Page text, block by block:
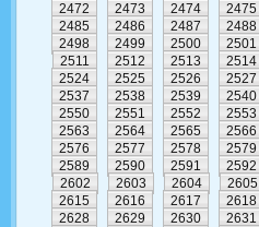
2472
2473 2474 2475
2485
2486 2487 2488
2498
2499 2500 2501
2511
2512 2513 2514
2524
2525 2526 2527
2537
2538 2539 2540
2550
2551 2552 2553
2563
2564 2565 2566
2576
2577 2578 2579
2589
2590 2591 2592
2602
2603 2604 2605
2615
2616 2617 2618
2628
2629 2630 2631